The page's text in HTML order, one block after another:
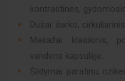
kontrastinės,
Dušai: šarko, cirkuliarinis.
Masažai: klasikinis,
vandens kapsulėje.
Šildymai: parafinu,